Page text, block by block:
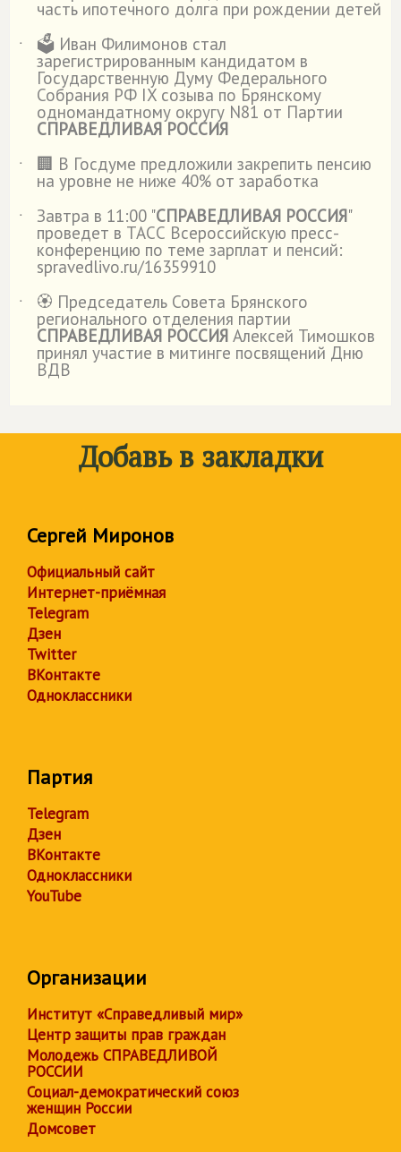
часть ипотечного долга при рождении детей
˙
🗳️ Иван Филимонов стал
зарегистрированным кандидатом в
Государственную Думу Федерального
Собрания РФ IX созыва по Брянскому
одномандатному округу N81 от Партии
СПРАВЕДЛИВАЯ РОССИЯ
˙
🏢 В Госдуме предложили закрепить пенсию
на уровне не ниже 40% от заработка
˙
Завтра в 11:00 "СПРАВЕДЛИВАЯ РОССИЯ"
проведет в ТАСС Всероссийскую пресс-
конференцию по теме зарплат и пенсий:
spravedlivo.ru/16359910
˙
🏵️ Председатель Совета Брянского
регионального отделения партии
СПРАВЕДЛИВАЯ РОССИЯ Алексей Тимошков
принял участие в митинге посвящений Дню
ВДВ
Добавь в закладки
Сергей Миронов
Официальный сайт
Интернет-приёмная
Telegram
Дзен
Twitter
ВКонтакте
Одноклассники
Партия
Telegram
Дзен
ВКонтакте
Одноклассники
YouTube
Организации
Институт «Справедливый мир»
Центр защиты прав граждан
Молодежь СПРАВЕДЛИВОЙ
РОССИИ
Социал-демократический союз
женщин России
Домсовет